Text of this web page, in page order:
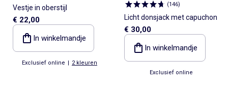
Vestje in oberstijl
€ 22,00
In winkelmandje
Exclusief online | 2 kleuren
(146)
Licht donsjack met capuchon
€ 30,00
In winkelmandje
Exclusief online